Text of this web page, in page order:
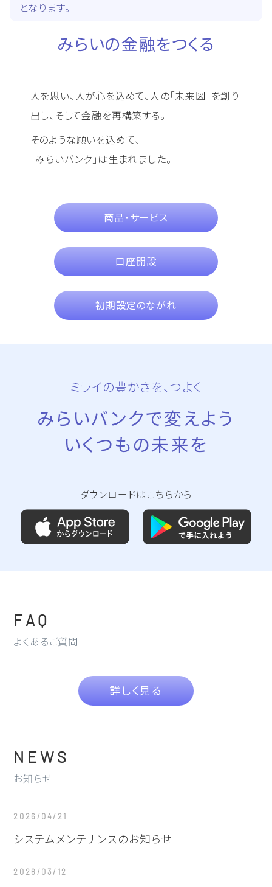
となります。
みらいの金融をつくる
人を思い、人が心を込めて、人の「未来図」を創り
出し、そして金融を再構築する。
そのような願いを込めて、
「みらいバンク」は生まれました。
商品・サービス
口座開設
初期設定のながれ
ミライの豊かさを、つよく
みらいバンクで変えよう
いくつもの未来を
ダウンロードはこちらから
FAQ
よくあるご質問
詳しく見る
NEWS
お知らせ
2026/04/21
システムメンテナンスのお知らせ
2026/03/12